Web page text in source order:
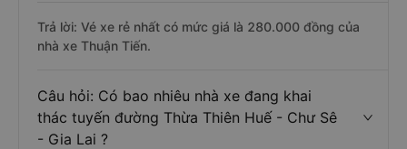
Trả lời: Vé xe rẻ nhất có mức giá là 280.000 đồng của
nhà xe Thuận Tiến.
Câu hỏi: Có bao nhiêu nhà xe đang khai
thác tuyến đường Thừa Thiên Huế - Chư Sê
- Gia Lai ?